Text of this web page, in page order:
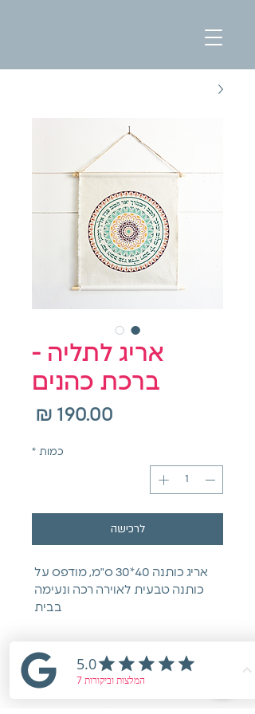
אריג לתליה -
ברכת כהנים
כמות *
לרכישה
אריג כותנה 40*30 ס"מ, מודפס על
כותנה טבעית לאוירה רכה ונעימה
בבית